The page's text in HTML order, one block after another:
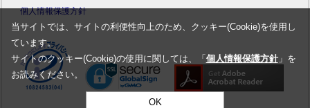
個人情報保護方針
当サイトでは、サイトの利便性向上のため、クッキー(Cookie)を使用し
ています。
サイトのクッキー(Cookie)の使用に関しては、「 個人情報保護方針」を
お読みください。
OK